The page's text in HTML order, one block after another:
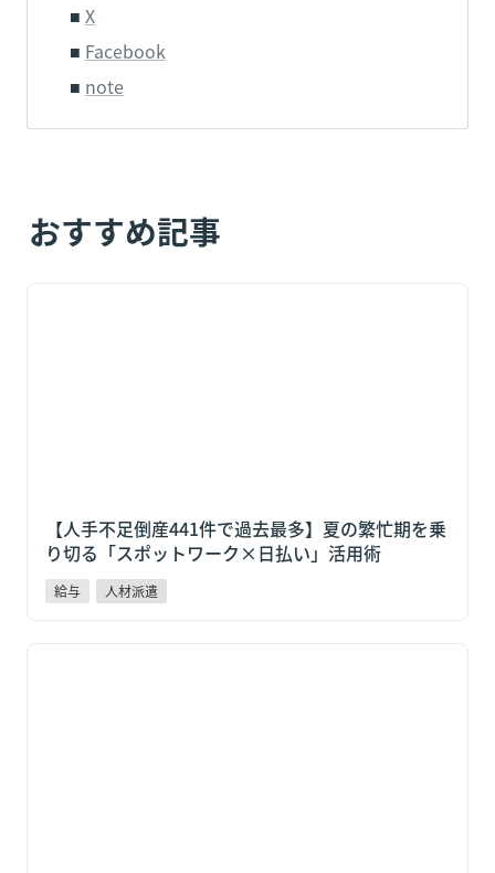
■ X
■ Facebook
■ note
おすすめ記事
【人手不足倒産441件で過去最多】夏の繁忙期を乗り切
【人手不足倒産441件で過去最多】夏の繁忙期を乗
り切る「スポットワーク×日払い」活用術
給与 人材派遣
【4割超の企業が実践】辞めた人材が「また来てくれ